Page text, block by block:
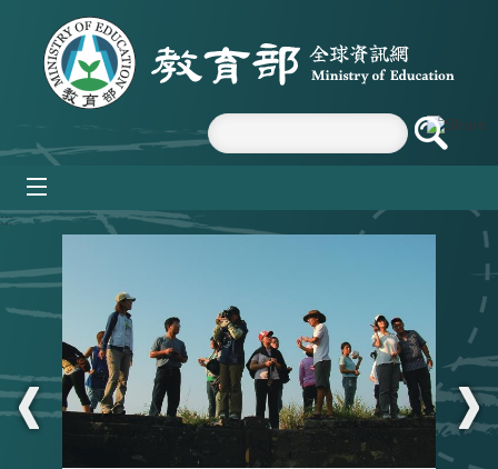
跳到主要內容區塊
:::